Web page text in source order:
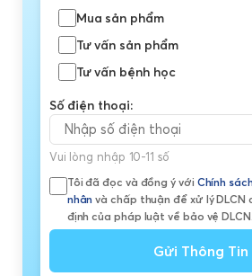
Mua sản phẩm
Tư vấn sản phẩm
Tư vấn bệnh học
Số điện thoại:
Vui lòng nhập 10-11 số
Tôi đã đọc và đồng ý với Chính
nhân và chấp thuận để xử lý
định của pháp luật về bảo vệ DLCN.
Gửi Thông Tin